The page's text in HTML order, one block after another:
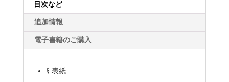
目次など
追加情報
電子書籍のご購入
§ 表紙